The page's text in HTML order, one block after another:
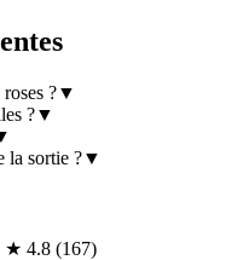
?▼
?▼
la sortie ?▼
★ 4.8 (167)